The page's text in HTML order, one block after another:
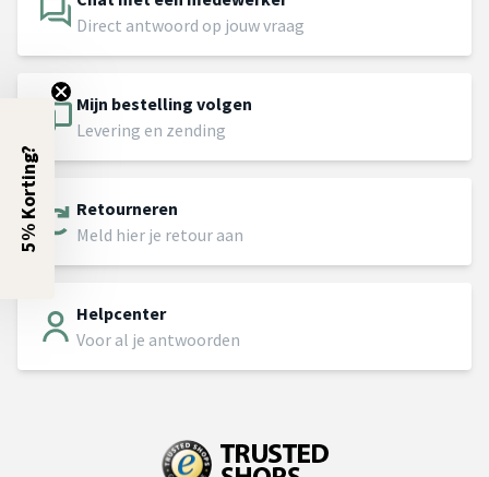
Direct antwoord op jouw vraag
Mijn bestelling volgen
Levering en zending
Retourneren
Meld hier je retour aan
Helpcenter
Voor al je antwoorden
5% Korting?